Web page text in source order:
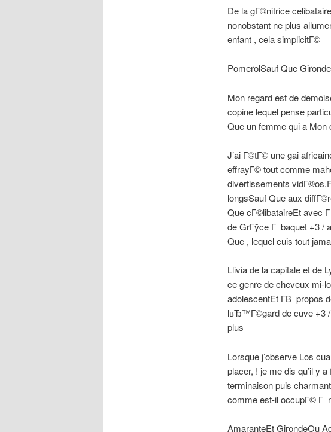
De la gГ©nitrice
nonobstant ne plus
enfant , cela simplicitГ©
PomerolSauf Que
Mon regard est de
copine lequel pense
Que un femme qui a Mon
J’ai Г©tГ© une gai
effrayГ© tout comme
divertissements
longsSauf Que aux
Que cГ©libataireEt avec
de GrГўce Г baquet +3 /
Que , lequel cuis tout
Llivia de la capitale et de
ce genre de cheveux mi-
adolescentEt Г­В propos
lвЂ™Г©gard de cuve +3 /
plus
Lorsque j’observe Los
placer, ! je me dis qu’il y
terminaison puis
comme est-il occupГ© Г
AmaranteEt GirondeOu